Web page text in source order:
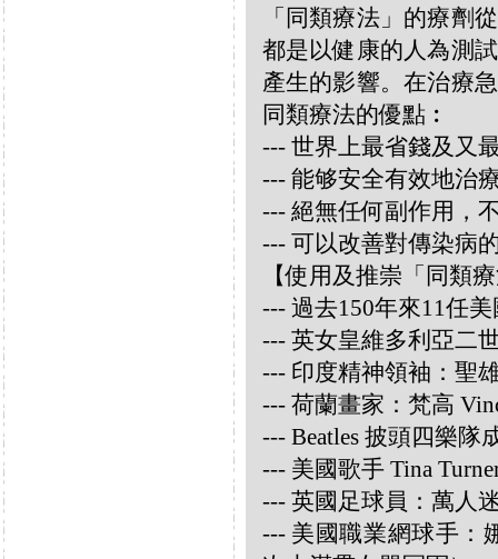
「同類療法」的療劑
都是以健康的人為測
產生的影響。在治療
同類療法的優點︰
--- 世界上最省錢及又
--- 能够安全有效地治
--- 絕無任何副作用，
--- 可以改善對傳染病
【使用及推崇「同類
--- 過去150年來11任
--- 英女皇維多利亞二
--- 印度精神領袖：聖
--- 荷蘭畫家：梵高
--- Beatles 披頭四樂隊
--- 美國歌手 Tina
--- 英國足球員：萬人
--- 美國職業網球手：